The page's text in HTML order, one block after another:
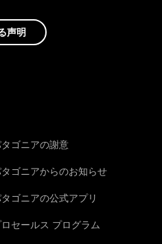
声明
ゴニアの謝意
ゴニアからのお知らせ
ゴニアの公式アプリ
セールス プログラム